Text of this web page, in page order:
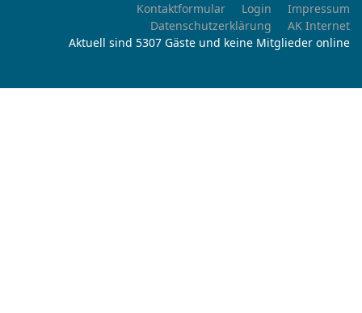
Kontaktformular
Login
Impressum
Datenschutzerklärung
AK Internet
Aktuell sind 5307 Gäste und keine Mitglieder online